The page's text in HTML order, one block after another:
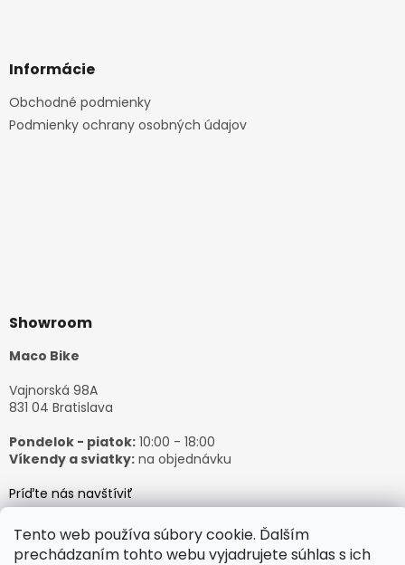
Tento web používa súbory cookie. Ďalším
prechádzaním tohto webu vyjadrujete súhlas s ich
Informácie
Obchodné podmienky
Podmienky ochrany osobných údajov
Showroom
Maco Bike
Vajnorská 98A
831 04 Bratislava
Pondelok - piatok: 10:00 - 18:00
Víkendy a sviatky: na objednávku
Príďte nás navštíviť